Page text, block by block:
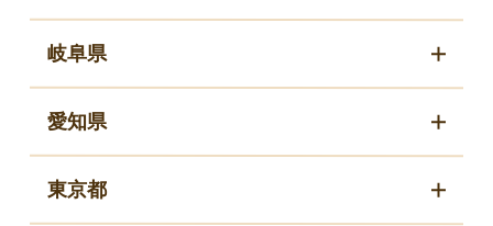
岐阜県
愛知県
東京都